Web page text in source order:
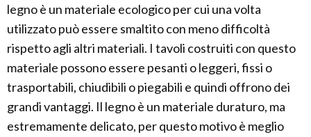
legno è un materiale ecologico per cui una volta
utilizzato può essere smaltito con meno difficoltà
rispetto agli altri materiali. I tavoli costruiti con questo
materiale possono essere pesanti o leggeri, fissi o
trasportabili, chiudibili o piegabili e quindi offrono dei
grandi vantaggi. Il legno è un materiale duraturo, ma
estremamente delicato, per questo motivo è meglio